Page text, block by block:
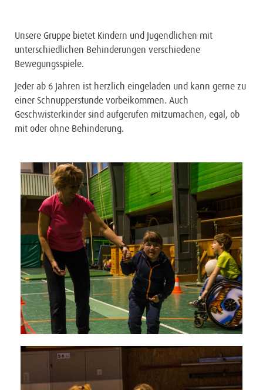
Unsere Gruppe bietet Kindern und Jugendlichen mit
unterschiedlichen Behinderungen verschiedene
Bewegungsspiele.
Jeder ab 6 Jahren ist herzlich eingeladen und kann gerne zu
einer Schnupperstunde vorbeikommen. Auch
Geschwisterkinder sind aufgerufen mitzumachen, egal, ob
mit oder ohne Behinderung.